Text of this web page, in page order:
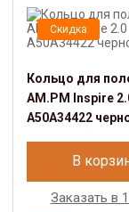
Скидка
Кольцо для
AM.PM Inspire
A50A34422
В
Заказать в